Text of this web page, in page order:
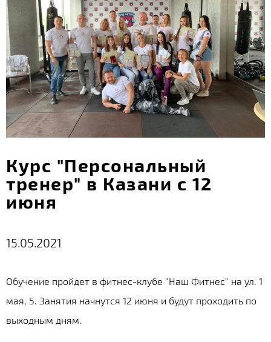
Курс "Персональный
тренер" в Казани с 12
июня
15.05.2021
Обучение пройдет в фитнес-клубе "Наш Фитнес" на ул. 1
мая, 5. Занятия начнутся 12 июня и будут проходить по
выходным дням.